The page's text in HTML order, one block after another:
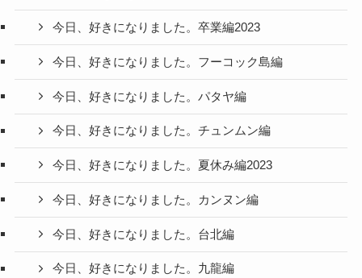
今日、好きになりました。卒業編2023
今日、好きになりました。フーコック島編
今日、好きになりました。パタヤ編
今日、好きになりました。チュンムン編
今日、好きになりました。夏休み編2023
今日、好きになりました。カンヌン編
今日、好きになりました。台北編
今日、好きになりました。九龍編